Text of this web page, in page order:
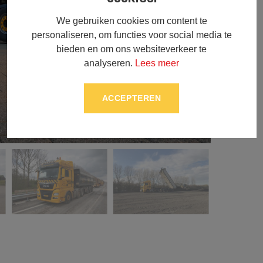
We gebruiken cookies om content te
personaliseren, om functies voor social media te
bieden en om ons websiteverkeer te
analyseren. Lees meer
ACCEPTEREN